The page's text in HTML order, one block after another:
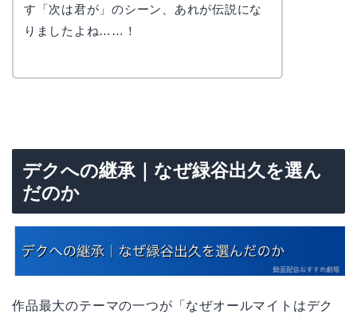
す「次は君が」のシーン、あれが伝説にな
りましたよね……！
デクへの継承｜なぜ緑谷出久を選ん
だのか
作品最大のテーマの一つが「なぜオールマイトはデク